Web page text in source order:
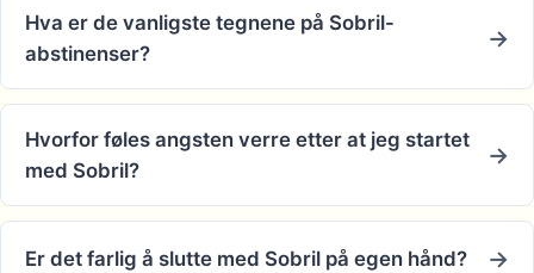
Hva er de vanligste tegnene på Sobril-
abstinenser?
Hvorfor føles angsten verre etter at jeg startet
med Sobril?
Er det farlig å slutte med Sobril på egen hånd?